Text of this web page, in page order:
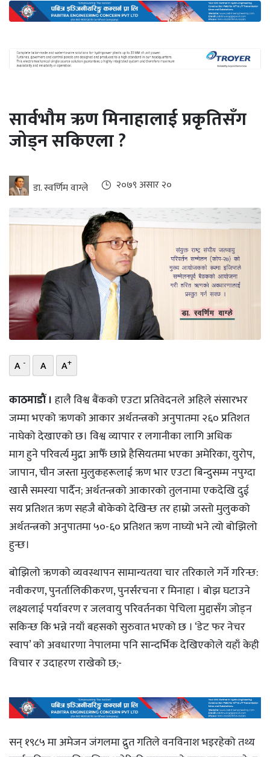
ऊर्जा
दक्षता
खबर
हरित
इभी
सम्पादकीय
भिडियो
छापा
खोज
प्रोफाइल
ऊर्जा
विशेष
सार्वभौम ऋण मिनाहालाई प्रकृतिसँग
जोड्न सकिएला ?
डा. स्वर्णिम वाग्ले २०७९ असार २०
A - A A+
काठमाडाैं । हालै विश्व बैंकको एउटा प्रतिवेदनले अहिले संसारभर
जम्मा भएको ऋणको आकार अर्थतन्त्रको अनुपातमा २६० प्रतिशत
नाघेको देखाएको छ। विश्व व्यापार र लगानीका लागि अधिक
माग हुने परिवर्त्य मुद्रा आफैँ छाप्ने हैसियतमा भएका अमेरिका, युरोप,
जापान, चीन जस्ता मुलुकहरूलाई ऋण भार एउटा बिन्दुसम्म नपुग्दा
खासै समस्या पार्दैन; अर्थतन्त्रको आकारको तुलनामा एकदेखि दुई
सय प्रतिशत ऋण सहजै बोकेको देखिन्छ तर हाम्रो जस्तो मुलुकको
अर्थतन्त्रको अनुपातमा ५०-६० प्रतिशत ऋण नाघ्यो भने त्यो बोझिलो
हुन्छ।
बोझिलो ऋणको व्यवस्थापन सामान्यतया चार तरिकाले गर्ने गरिन्छ:
नवीकरण, पुनर्तालिकीकरण, पुनर्संरचना र मिनाहा । बोझ घटाउने
लक्ष्यलाई पर्यावरण र जलवायु परिवर्तनका पेचिला मुद्दासँग जोड्न
सकिन्छ कि भन्ने नयाँ बहसको सुरुवात भएको छ । ‘डेट फर नेचर
स्वाप’ को अवधारणा नेपालमा पनि सान्दर्भिक देखिएकोले यहाँ केही
विचार र उदाहरण राखेको छ;-
सन् १९८५ मा अमेजन जंगलमा द्रुत गतिले वनविनाश भइरहेको तथ्य